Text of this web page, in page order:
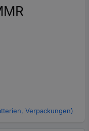
Verpackungen)